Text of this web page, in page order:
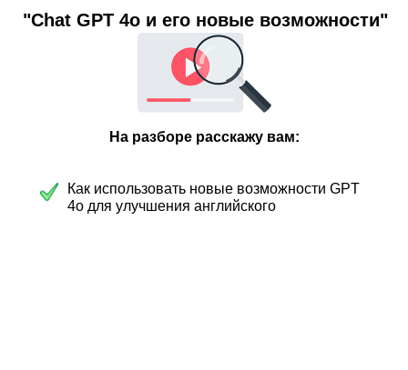
На разборе расскажу вам:
Как использовать новые возможности GPT
4o для улучшения английского
"Chat GPT 4o и его новые возможности"